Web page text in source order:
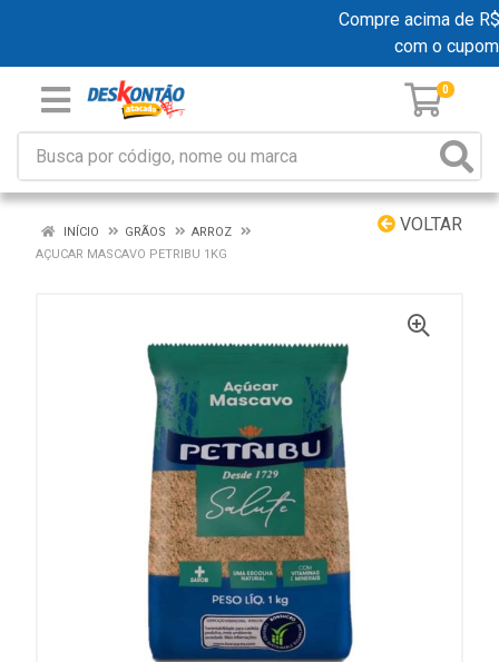
Compre acima de
com o cupom
0
VOLTAR
INÍCIO GRÃOS
ARROZ
AÇUCAR MASCAVO PETRIBU 1KG